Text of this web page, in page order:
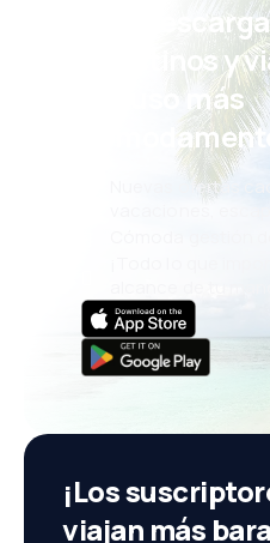
¡Eh!
eDestinos y
incluso más
Nuevas ofertas
vacaciones,
Cómoda gestión
¡Todo lo que
¡Los
viajan más